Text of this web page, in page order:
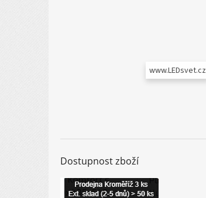
www.LEDsvet.cz
Dostupnost zboží